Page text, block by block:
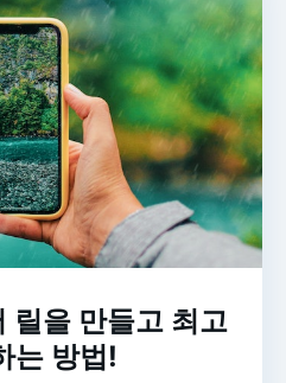
을 만들고 최고
는 방법!